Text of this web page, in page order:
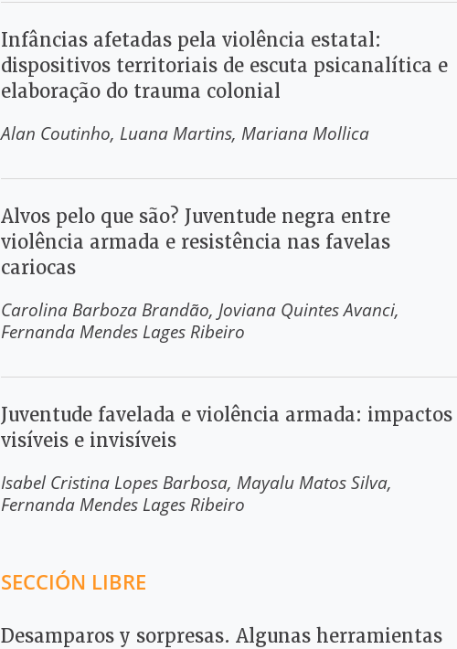
Infâncias afetadas pela violência estatal:
dispositivos territoriais de escuta psicanalítica e
elaboração do trauma colonial
Alan Coutinho Luana Martins Mariana Mollica
Alvos pelo que são? Juventude negra entre
violência armada e resistência nas favelas
cariocas
Carolina Barboza Brandão Joviana Quintes Avanci
Fernanda Mendes Lages Ribeiro
Juventude favelada e violência armada: impactos
visíveis e invisíveis
Isabel Cristina Lopes Barbosa Mayalu Matos Silva
Fernanda Mendes Lages Ribeiro
SECCIÓN LIBRE
Desamparos y sorpresas. Algunas herramientas